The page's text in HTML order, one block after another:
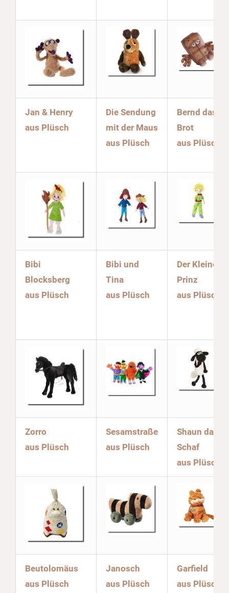
Jan & Henry
aus Plüsch
Die Sendung
mit der Maus
aus Plüsch
Bernd das
Brot
aus Plüsch
Bibi
Blocksberg
aus Plüsch
Bibi und
Tina
aus Plüsch
Der Kleine
Prinz
aus Plüsch
Zorro
aus Plüsch
Sesamstraße
aus Plüsch
Shaun das
Schaf
aus Plüsch
Beutolomäus
aus Plüsch
Janosch
aus Plüsch
Garfield
aus Plüsch